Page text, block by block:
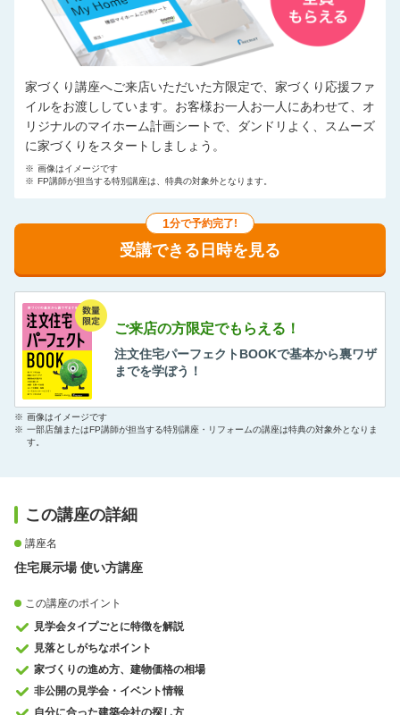
家づくり講座へご来店いただいた方限定で、家づくり応援ファ
イルをお渡ししています。お客様お一人お一人にあわせて、オ
リジナルのマイホーム計画シートで、ダンドリよく、スムーズ
に家づくりをスタートしましょう。
※ 画像はイメージです
※ FP講師が担当する特別講座は、特典の対象外となります。
1分で予約完了!
受講できる日時を見る
ご来店の方限定でもらえる！
注文住宅パーフェクトBOOKで基本から裏ワザ
までを学ぼう！
※ 画像はイメージです
※ 一部店舗またはFP講師が担当する特別講座・リフォームの講座は特典の対象外となりま
す。
この講座の詳細
講座名
住宅展示場 使い方講座
この講座のポイント
見学会タイプごとに特徴を解説
見落としがちなポイント
家づくりの進め方、建物価格の相場
非公開の見学会・イベント情報